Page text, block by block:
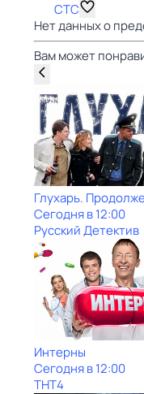
СТС
Нет данных о
Вам может
Глухарь.
Сегодня в 12:00
Русский Детектив
Интерны
Сегодня в 12:00
ТНТ4